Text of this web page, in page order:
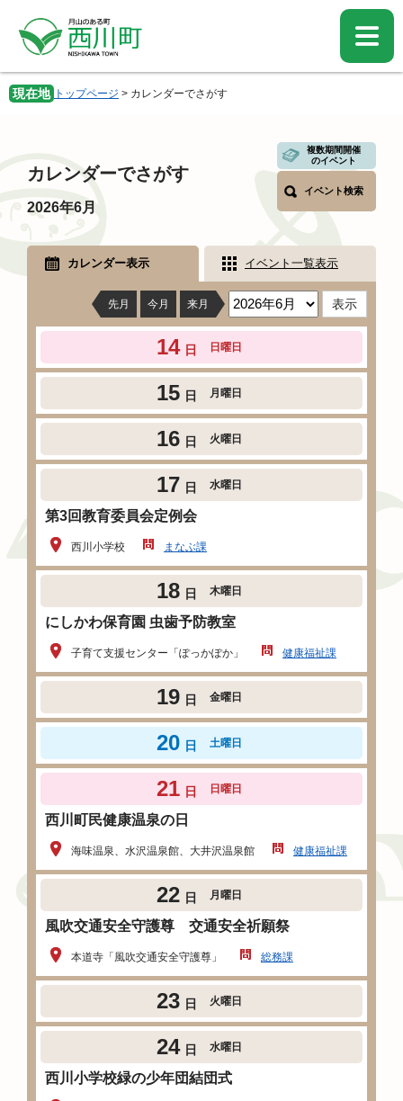
先
頭
を
飛
現在地 トップページ > カレンダーでさがす
文
カレンダーでさがす
複数期間開催
のイベント
イベント検索
2026年6月
カレンダー表示 イベント一覧表示
先月 今月 来月
14 日 日曜日
15 日 月曜日
16 日 火曜日
17 日 水曜日
第3回教育委員会定例会
西川小学校 まなぶ課
18 日 木曜日
にしかわ保育園 虫歯予防教室
子育て支援センター「ぽっかぽか」 健康福祉課
19 日 金曜日
20 日 土曜日
21 日 日曜日
西川町民健康温泉の日
海味温泉、水沢温泉館、大井沢温泉館 健康福祉課
22 日 月曜日
風吹交通安全守護尊 交通安全祈願祭
本道寺「風吹交通安全守護尊」 総務課
23 日 火曜日
24 日 水曜日
西川小学校緑の少年団結団式